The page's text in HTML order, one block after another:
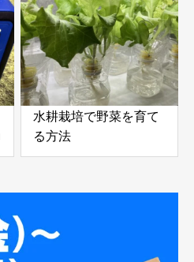
水耕栽培で野菜を育て
る方法